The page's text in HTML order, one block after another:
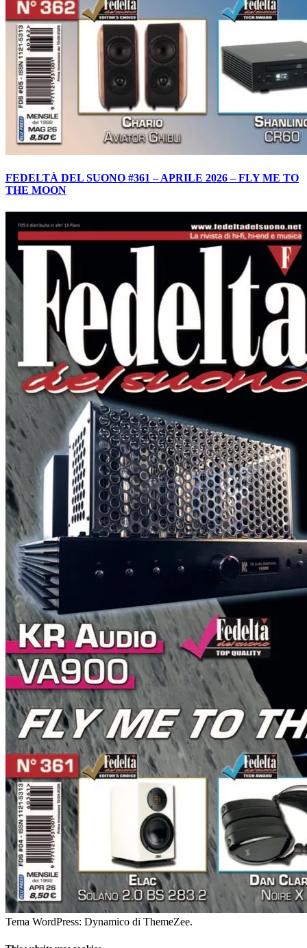
FEDELTÀ DEL SUONO #361 – APRILE 2026 – FLY ME TO
THE MOON
Tema WordPress: Dynamico di ThemeZee.